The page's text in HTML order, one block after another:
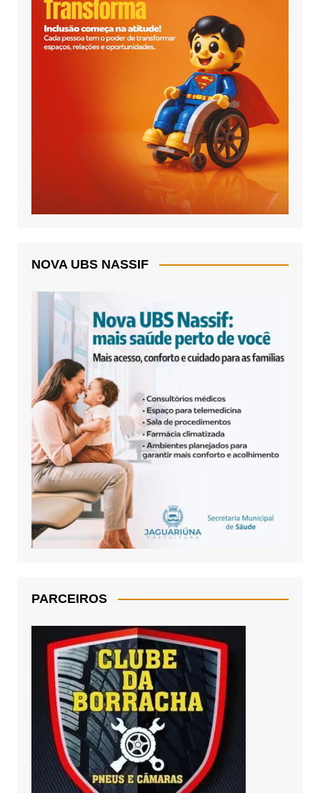
NOVA UBS NASSIF
PARCEIROS